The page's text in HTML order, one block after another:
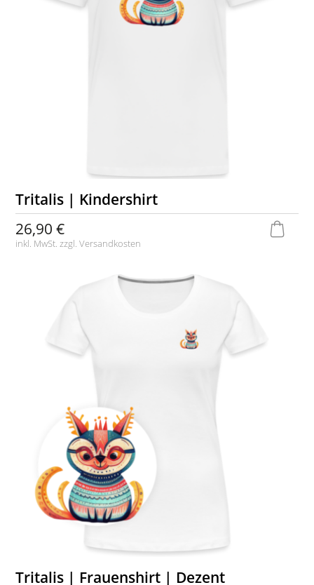
Tritalis | Kindershirt
26,90 €
inkl. MwSt. zzgl.Versandkosten
Tritalis | Frauenshirt | Dezent